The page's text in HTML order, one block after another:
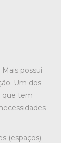
possui
Um dos
que tem
(espaços)